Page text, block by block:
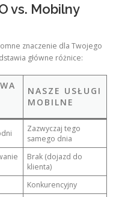
vs. Mobilny
znaczenie dla Twojego
główne różnice:
NASZE USŁUGI
MOBILNE
Zazwyczaj tego
samego dnia
Brak (dojazd do
klienta)
Konkurencyjny